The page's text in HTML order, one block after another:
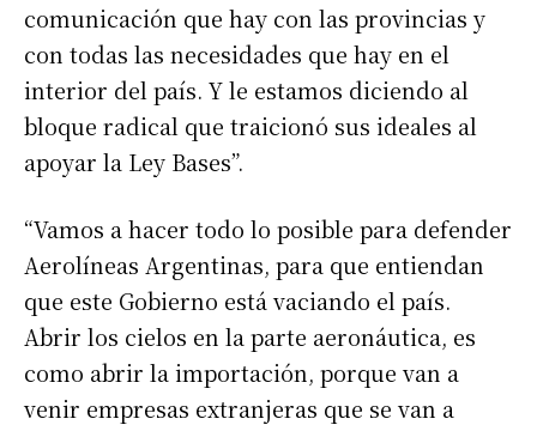
comunicación que hay con las provincias y
con todas las necesidades que hay en el
interior del país. Y le estamos diciendo al
bloque radical que traicionó sus ideales al
apoyar la Ley Bases”.
“Vamos a hacer todo lo posible para defender
Aerolíneas Argentinas, para que entiendan
que este Gobierno está vaciando el país.
Abrir los cielos en la parte aeronáutica, es
como abrir la importación, porque van a
venir empresas extranjeras que se van a